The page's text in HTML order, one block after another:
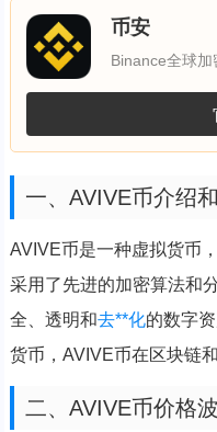
币安
Binance全球
一、AVIVE币介绍
AVIVE币是一种虚拟货币
采用了先进的加密算法和
全、透明和去**化的数字
货币，AVIVE币在区块链和
二、AVIVE币价格